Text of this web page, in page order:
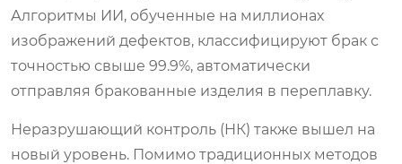
Алгоритмы ИИ, обученные на миллионах
изображений дефектов, классифицируют брак с
точностью свыше 99.9%, автоматически
отправляя бракованные изделия в переплавку.
Неразрушающий контроль (НК) также вышел на
новый уровень. Помимо традиционных методов